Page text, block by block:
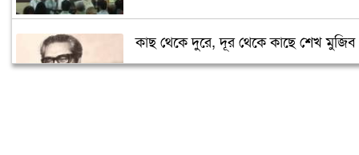
কাছ থেকে দুরে, দূর থেকে কাছে শেখ মুজিব